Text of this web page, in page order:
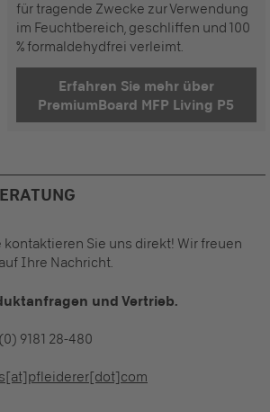
für tragende Zwecke zur Verwendung
im Feuchtbereich, geschliffen und 100
% formaldehydfrei verleimt.
Erfahren Sie mehr über
PremiumBoard MFP Living P5
kontaktieren Sie uns direkt! Wir freuen
Ihre Nachricht.
und Vertrieb.
9181 28-480